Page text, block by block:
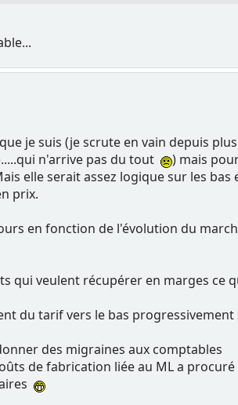
je suis (je scrute en vain depuis
n'arrive pas du tout
) mais
elle serait assez logique sur les
prix.
en fonction de l'évolution du
qui veulent récupérer en marges
du tarif vers le bas
des migraines aux comptables
de fabrication liée au ML a